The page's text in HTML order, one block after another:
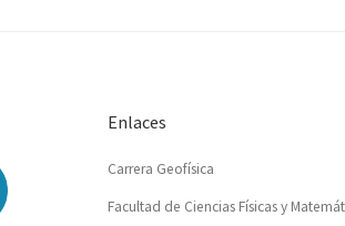
Enlaces
Carrera Geofísica
Facultad de Ciencias Físicas y